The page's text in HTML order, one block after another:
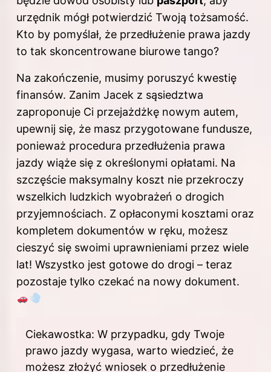
urzędnik mógł potwierdzić Twoją tożsamość.
Kto by pomyślał, że przedłużenie prawa jazdy
to tak skoncentrowane biurowe tango?
Na zakończenie, musimy poruszyć kwestię
finansów. Zanim Jacek z sąsiedztwa
zaproponuje Ci przejażdżkę nowym autem,
upewnij się, że masz przygotowane fundusze,
ponieważ procedura przedłużenia prawa
jazdy wiąże się z określonymi opłatami. Na
szczęście maksymalny koszt nie przekroczy
wszelkich ludzkich wyobrażeń o drogich
przyjemnościach. Z opłaconymi kosztami oraz
kompletem dokumentów w ręku, możesz
cieszyć się swoimi uprawnieniami przez wiele
lat! Wszystko jest gotowe do drogi – teraz
pozostaje tylko czekać na nowy dokument.
Ciekawostka: W przypadku, gdy Twoje
prawo jazdy wygasa, warto wiedzieć, że
możesz złożyć wniosek o przedłużenie